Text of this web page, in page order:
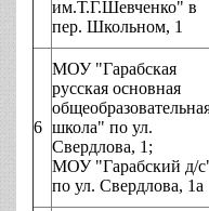
им.Т.Г.Шевченко" в
пер. Школьном, 1
6
МОУ "Гарабская
русская основная
школа" по ул.
Свердлова, 1;
МОУ "Гарабский д/
по ул. Свердлова, 1а